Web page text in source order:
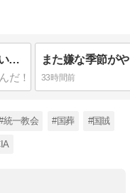
刑法は稚拙なレトリック！改善しないと人類に未来なし
33時間前
統一教会 #国葬 #国賊